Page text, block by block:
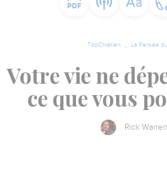
TopChrétien La Pensée
Votre vie ne
ce que vous
Rick Warren